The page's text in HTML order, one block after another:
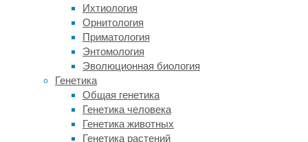
Ихтиология
Орнитология
Приматология
Энтомология
Эволюционная биология
Генетика
Общая генетика
Генетика человека
Генетика животных
Генетика растений
один
из
главных
источников
энергии,
особенно
для
мозга.
Но